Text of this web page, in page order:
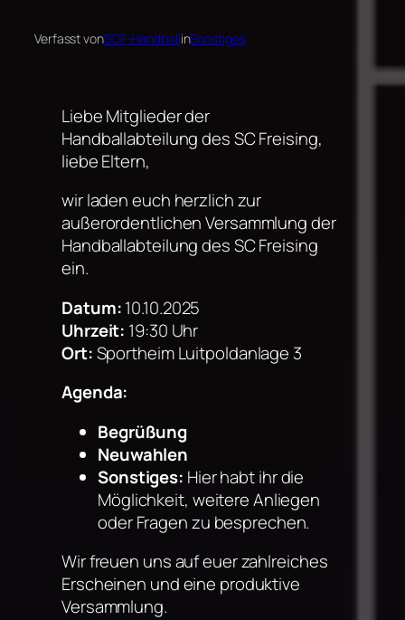
Verfasst vonSCF-HandballinSonstiges
Liebe Mitglieder der
Handballabteilung des SC Freising,
liebe Eltern,
wir laden euch herzlich zur
außerordentlichen Versammlung der
Handballabteilung des SC Freising
ein.
Datum:10.10.2025
Uhrzeit: 19:30 Uhr
Ort:Sportheim Luitpoldanlage 3
Agenda:
Begrüßung
Neuwahlen
Sonstiges: Hier habt ihr die
Möglichkeit, weitere Anliegen
oder Fragen zu besprechen.
Wir freuen uns auf euer zahlreiches
Erscheinen und eine produktive
Versammlung.